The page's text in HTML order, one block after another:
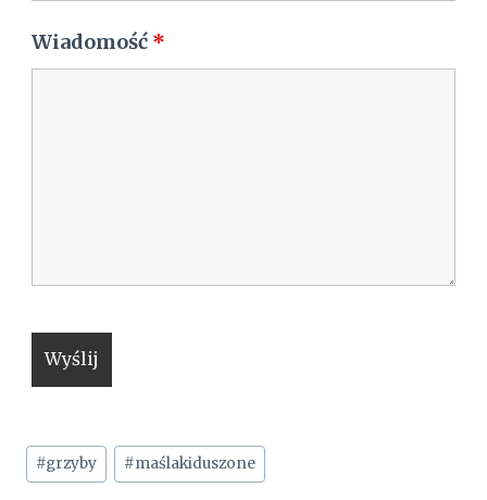
Wiadomość *
Tagi
wpisu:
#grzyby #maślakiduszone